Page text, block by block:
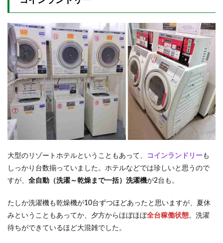
大型のリゾートホテルということもあって、 コインランドリーも
しっかり台数揃っていました。ホテルなどでは珍しいと思うので
すが、 全自動（洗濯～乾燥まで一括）洗濯機が2台も。
たしか洗濯機も乾燥機が10台ずつほどあったと思いますが、夏休
みということもあってか、夕方からほぼほぼ全台稼働状態。洗濯
待ちができているほど大混雑でした。